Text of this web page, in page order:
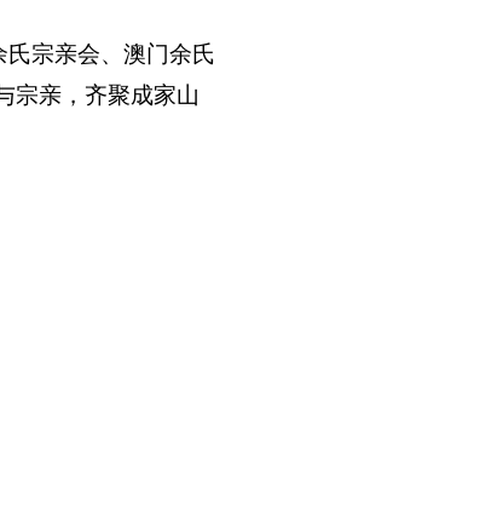
宗亲会、澳门余氏
宗亲，齐聚成家山